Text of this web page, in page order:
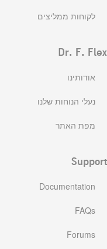
לקוחות ממליצים
Dr. F. Flex
אודותינו
נעלי הנוחות שלנו
מפת האתר
Support
Documentation
FAQs
Forums